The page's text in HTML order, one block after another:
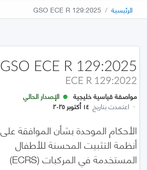
الرئيسية GSO ECE R 129:2025
GSO ECE R 129:2025
ECE R 129:2022
مواصفة قياسية خليجية
الإصدار الحالي
· اعتمدت بتاريخ ١٤ أكتوبر ٢٠٢٥
الأحكام الموحدة بشأن الموافقة على
أنظمة التثبيت المحسنة للأطفال
المستخدمة في المركبات (ECRS)